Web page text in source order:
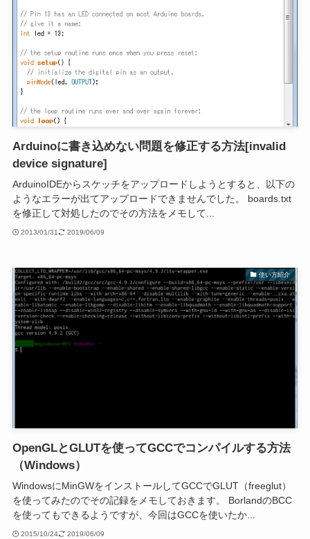
Arduinoに書き込めない問題を修正する方法[invalid
device signature]
ArduinoIDEからスケッチをアップロードしようとすると、以下の
ようなエラーが出てアップロードできませんでした。 boards.txt
を修正して対処したのでその方法をメモして...
2013/01/31 2019/06/09
使い方紹介
OpenGLとGLUTを使ってGCCでコンパイルする方法
（Windows）
WindowsにMinGWをインストールしてGCCでGLUT（freeglut）
を使ってみたのでその記録をメモしておきます。 BorlandのBCC
を使ってもできるようですが、今回はGCCを使いたか...
2015/10/24 2019/06/09